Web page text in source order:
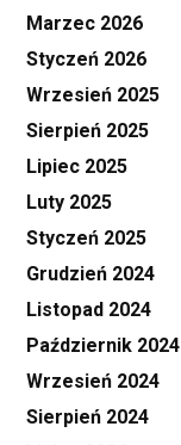
Marzec 2026
Styczeń 2026
Wrzesień 2025
Sierpień 2025
Lipiec 2025
Luty 2025
Styczeń 2025
Grudzień 2024
Listopad 2024
Październik 2024
Wrzesień 2024
Sierpień 2024